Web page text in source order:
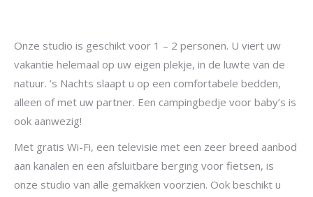
Onze studio is geschikt voor 1 – 2 personen. U viert uw
vakantie helemaal op uw eigen plekje, in de luwte van de
natuur. ’s Nachts slaapt u op een comfortabele bedden,
alleen of met uw partner. Een campingbedje voor baby’s is
ook aanwezig!
Met gratis Wi-Fi, een televisie met een zeer breed aanbod
aan kanalen en een afsluitbare berging voor fietsen, is
onze studio van alle gemakken voorzien. Ook beschikt u